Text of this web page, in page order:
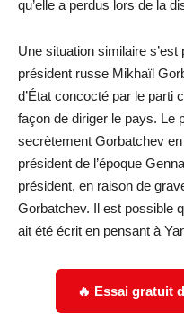
qu’elle a perdus lors de la
Une situation similaire
président russe Mikhaïl
d’État concocté par le parti
façon de diriger le pays. Le
secrètement Gorbatchev
président de l’époque
président, en raison de
Gorbatchev. Il est possible
ait été écrit en pensant à
🔥 Essai gratuit